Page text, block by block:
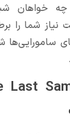
خواهان
نیاز شما را